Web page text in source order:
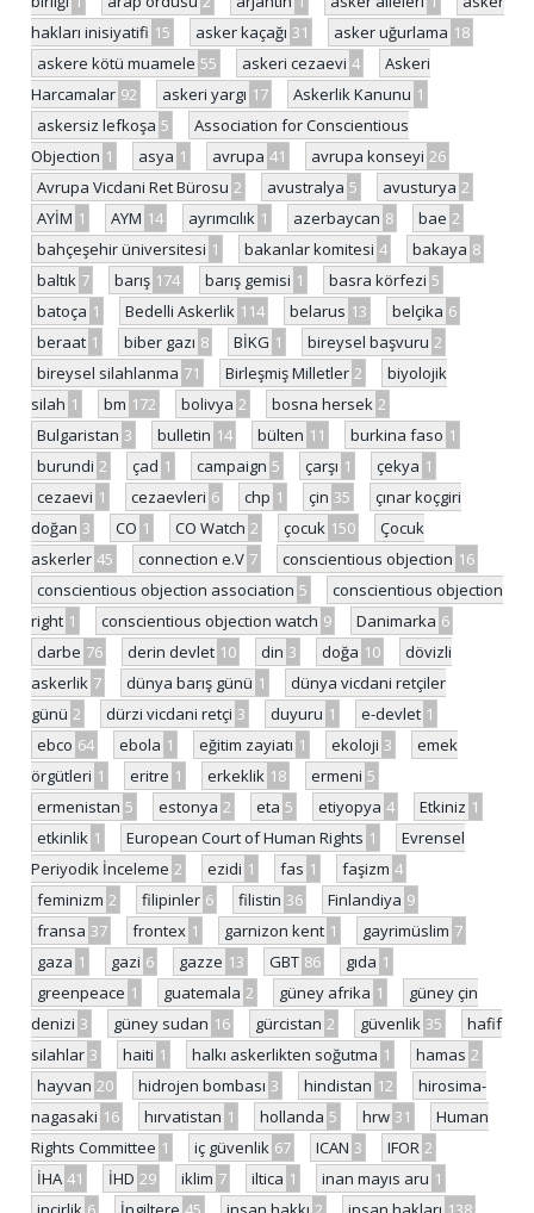
hakları inisiyatifi 15 asker kaçağı 31 asker uğurlama 18
askere kötü muamele 55 askeri cezaevi 4
Askeri
Harcamalar 92 askeri yargı 17 Askerlik Kanunu 1
askersiz lefkoşa 5
Association for Conscientious
Objection 1 asya 1 avrupa 41 avrupa konseyi 26
Avrupa Vicdani Ret Bürosu 2 avustralya 5 avusturya 2
AYİM 1 AYM 14 ayrımcılık 1 azerbaycan 8 bae 2
bahçeşehir üniversitesi 1 bakanlar komitesi 4 bakaya 8
baltık 7 barış 174 barış gemisi 1 basra körfezi 5
batoça 1 Bedelli Askerlik 114 belarus 13 belçika 6
beraat 1 biber gazı 8 BİKG 1 bireysel başvuru 2
bireysel silahlanma 71 Birleşmiş Milletler 2
biyolojik
silah 1 bm 172 bolivya 2 bosna hersek 2
Bulgaristan 3 bulletin 14 bülten 11 burkina faso 1
burundi 2 çad 1 campaign 5 çarşı 1 çekya 1
cezaevi 1 cezaevleri 6 chp 1 çin 35
çınar koçgiri
doğan 3 CO 1 CO Watch 2 çocuk 150
Çocuk
askerler 45 connection e.V 7 conscientious objection 16
conscientious objection association 5
conscientious objection
right 1 conscientious objection watch 9 Danimarka 6
darbe 76 derin devlet 10 din 3 doğa 10
dövizli
askerlik 7 dünya barış günü 1
dünya vicdani retçiler
günü 2 dürzi vicdani retçi 3 duyuru 1 e-devlet 1
ebco 64 ebola 1 eğitim zayiatı 1 ekoloji 3
emek
örgütleri 1 eritre 1 erkeklik 18 ermeni 5
ermenistan 5 estonya 2 eta 5 etiyopya 4 Etkiniz 1
etkinlik 1 European Court of Human Rights 1
Evrensel
Periyodik İnceleme 2 ezidi 1 fas 1 faşizm 4
feminizm 2 filipinler 6 filistin 36 Finlandiya 9
fransa 37 frontex 1 garnizon kent 1 gayrimüslim 7
gaza 1 gazi 6 gazze 13 GBT 86 gıda 1
greenpeace 1 guatemala 2 güney afrika 1
güney çin
denizi 3 güney sudan 16 gürcistan 2 güvenlik 35
hafif
silahlar 3 haiti 1 halkı askerlikten soğutma 1 hamas 2
hayvan 20 hidrojen bombası 3 hindistan 12
hirosima-
nagasaki 16 hırvatistan 1 hollanda 5 hrw 31
Human
Rights Committee 1 iç güvenlik 67 ICAN 3 IFOR 2
İHA 41 İHD 29 iklim 7 iltica 1 inan mayıs aru 1